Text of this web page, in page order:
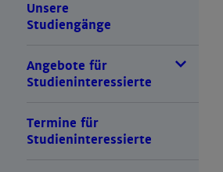
Unsere
Studiengänge
Angebote für
Studieninteressierte
Termine für
Studieninteressierte